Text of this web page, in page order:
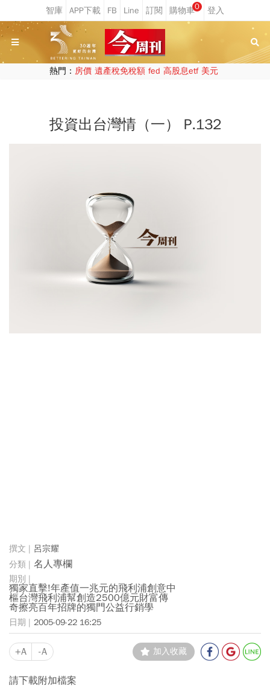
0
熱門： 房價 遺產稅免稅額 fed 高股息etf 美元
投資出台灣情（一） P.132
呂宗耀
名人專欄
獨家直擊!年產值一兆元的飛利浦創意中
樞台灣飛利浦幫創造2500億元財富傳
奇擦亮百年招牌的獨門公益行銷學
2005-09-22 16:25
+A -A 加入收藏
請下載附加檔案